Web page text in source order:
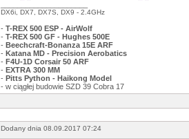
DX6i, DX7, DX7S, DX9 - 2.4GHz
- T-REX 500 ESP - AirWolf
- T-REX 500 GF - Hughes 500E
- Beechcraft-Bonanza 15E ARF
- Katana MD - Precision Aerobatics
- F4U-1D Corsair 50 ARF
- EXTRA 300 MM
- Pitts Python - Haikong Model
- w ciągłej budowie SZD 39 Cobra 17
Dodany dnia 08.09.2017 07:24